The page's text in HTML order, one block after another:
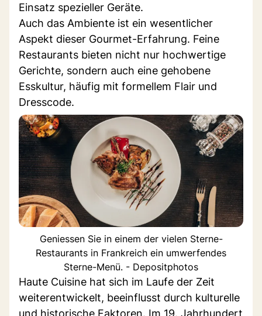
Einsatz spezieller Geräte.
Auch das Ambiente ist ein wesentlicher
Aspekt dieser Gourmet-Erfahrung. Feine
Restaurants bieten nicht nur hochwertige
Gerichte, sondern auch eine gehobene
Esskultur, häufig mit formellem Flair und
Dresscode.
Geniessen Sie in einem der vielen Sterne-
Restaurants in Frankreich ein umwerfendes
Sterne-Menü. - Depositphotos
Haute Cuisine hat sich im Laufe der Zeit
weiterentwickelt, beeinflusst durch kulturelle
und historische Faktoren. Im 19. Jahrhundert